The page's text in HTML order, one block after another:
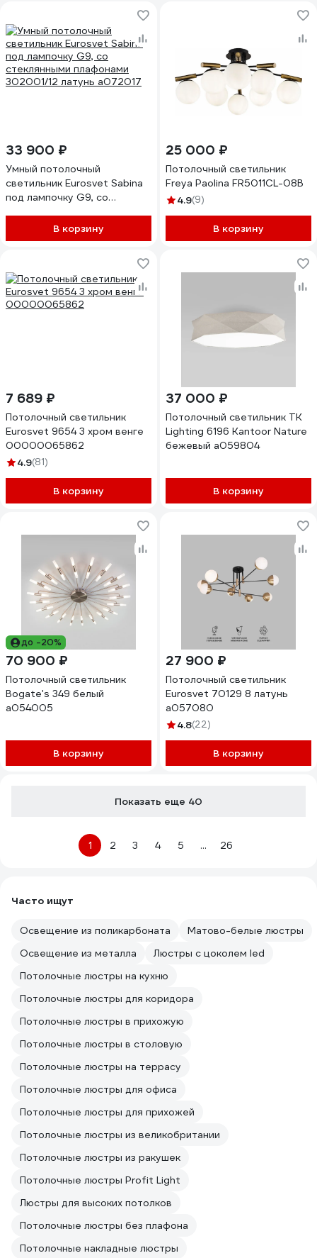
33 900 ₽
Умный потолочный
светильник Eurosvet Sabina
под лампочку G9, со
302001/12 латунь a072017
В корзину
25 000 ₽
Потолочный светильник
Freya Paolina FR5011CL-08B
4.9(9)
В корзину
7 689 ₽
Потолочный светильник
Eurosvet 9654 3 хром венге
00000065862
4.9(81)
В корзину
37 000 ₽
Потолочный светильник TK
Lighting 6196 Kantoor Nature
бежевый a059804
В корзину
до -20%
70 900 ₽
Потолочный светильник
Bogate's 349 белый
a054005
В корзину
27 900 ₽
Потолочный светильник
Eurosvet 70129 8 латунь
a057080
4.8(22)
В корзину
Показать еще 40
1 2 3 4 5 ... 26
Часто ищут
Освещение из поликарбоната
Матово-белые люстры
Освещение из металла
Люстры с цоколем led
Потолочные люстры на кухню
Потолочные люстры для коридора
Потолочные люстры в прихожую
Потолочные люстры в столовую
Потолочные люстры на террасу
Потолочные люстры для офиса
Потолочные люстры для прихожей
Потолочные люстры из великобритании
Потолочные люстры из ракушек
Потолочные люстры Profit Light
Люстры для высоких потолков
Потолочные люстры без плафона
Потолочные накладные люстры